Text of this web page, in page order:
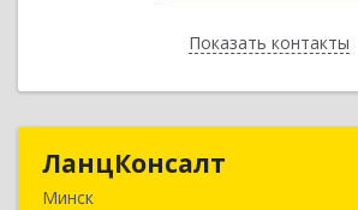
Показать контакты
Назад
ЛанцКонсалт
Минск